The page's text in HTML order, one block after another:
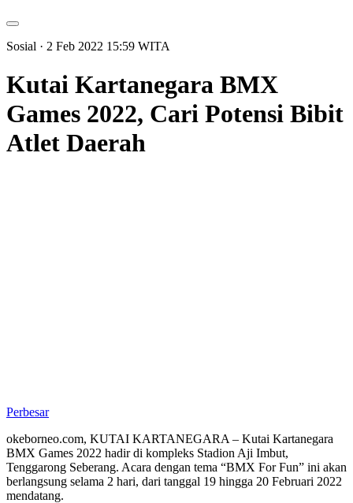
Sosial · 2 Feb 2022 15:59 WITA
Kutai Kartanegara BMX
Games 2022, Cari Potensi Bibit
Atlet Daerah
Perbesar
okeborneo.com, KUTAI KARTANEGARA – Kutai Kartanegara
BMX Games 2022 hadir di kompleks Stadion Aji Imbut,
Tenggarong Seberang. Acara dengan tema “BMX For Fun” ini akan
berlangsung selama 2 hari, dari tanggal 19 hingga 20 Februari 2022
mendatang.